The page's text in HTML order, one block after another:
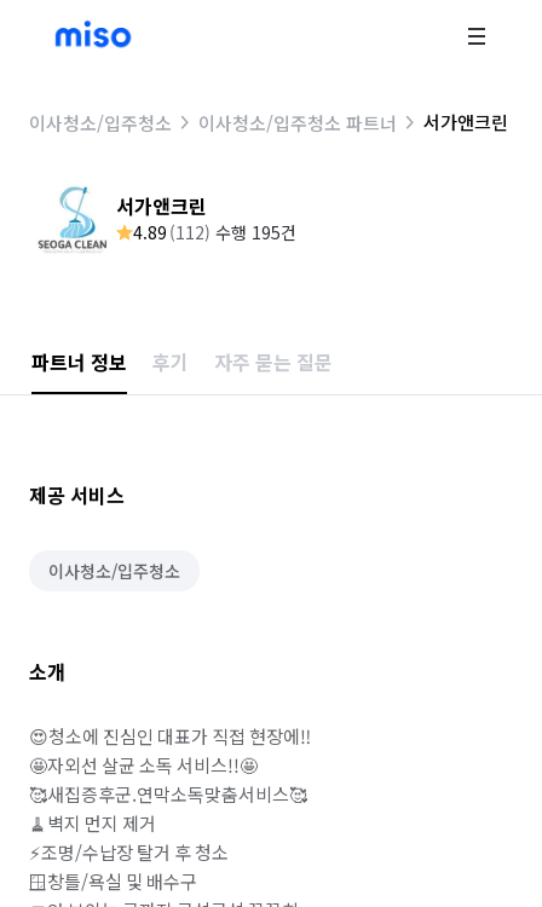
이사청소/입주청소 이사청소/입주청소 파트너 서가앤크린
서가앤크린
4.89 (112) 수행 195건
파트너 정보 후기 자주 묻는 질문
제공 서비스
이사청소/입주청소
소개
😍청소에 진심인 대표가 직접 현장에‼️
🤩자외선 살균 소독 서비스!!🤩
🥰새집증후군.연막소독맞춤서비스🥰
🧹벽지 먼지 제거
⚡조명/수납장 탈거 후 청소
🪟창틀/욕실 및 배수구